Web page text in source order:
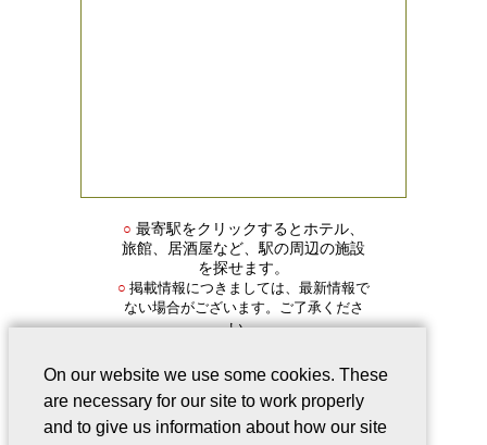
○ 最寄駅をクリックするとホテル、
旅館、居酒屋など、駅の周辺の施設
を探せます。
○ 掲載情報につきましては、最新情報で
ない場合がございます。ご了承くださ
い。
On our website we use some cookies. These
are necessary for our site to work properly
and to give us information about how our site